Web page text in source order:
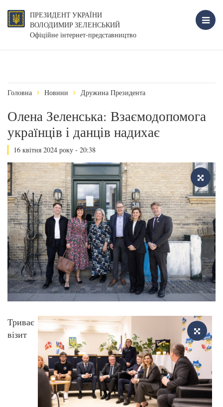
ПРЕЗИДЕНТ УКРАЇНИ
ВОЛОДИМИР ЗЕЛЕНСЬКИЙ
Офіційне інтернет-представництво
Головна Новини Дружина Президента
Олена Зеленська: Взаємодопомога
українців і данців надихає
16 квітня 2024 року - 20:38
Триває
візит